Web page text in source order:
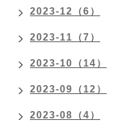
2023-12（6）
2023-11（7）
2023-10（14）
2023-09（12）
2023-08（4）